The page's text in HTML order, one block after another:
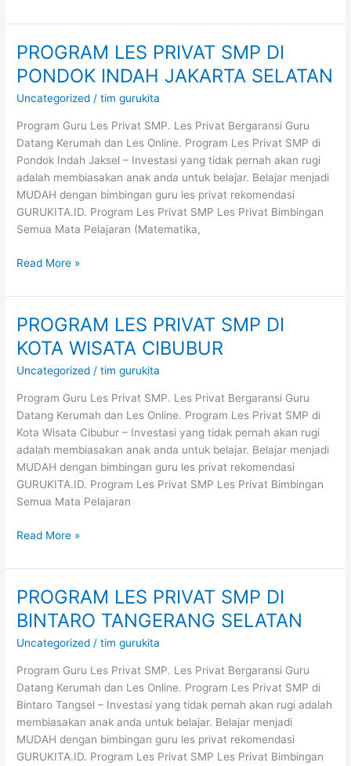
PROGRAM LES PRIVAT SMP DI
PONDOK INDAH JAKARTA SELATAN
Uncategorized /tim gurukita
Program Guru Les Privat SMP. Les Privat Bergaransi Guru
Datang Kerumah dan Les Online. Program Les Privat SMP di
Pondok Indah Jaksel – Investasi yang tidak pernah akan rugi
adalah membiasakan anak anda untuk belajar. Belajar menjadi
MUDAH dengan bimbingan guru les privat rekomendasi
GURUKITA.ID. Program Les Privat SMP Les Privat Bimbingan
Semua Mata Pelajaran (Matematika,
PROGRAM
LES
PRIVAT
SMP
PONDOK
INDAH
Read More »
PROGRAM LES PRIVAT SMP DI
KOTA WISATA CIBUBUR
Uncategorized /tim gurukita
Program Guru Les Privat SMP. Les Privat Bergaransi Guru
Datang Kerumah dan Les Online. Program Les Privat SMP di
Kota Wisata Cibubur – Investasi yang tidak pernah akan rugi
adalah membiasakan anak anda untuk belajar. Belajar menjadi
MUDAH dengan bimbingan guru les privat rekomendasi
GURUKITA.ID. Program Les Privat SMP Les Privat Bimbingan
Semua Mata Pelajaran
PROGRAM
LES
PRIVAT
SMP
KOTA
WISATA
Read More »
PROGRAM LES PRIVAT SMP DI
BINTARO TANGERANG SELATAN
Uncategorized /tim gurukita
Program Guru Les Privat SMP. Les Privat Bergaransi Guru
Datang Kerumah dan Les Online. Program Les Privat SMP di
Bintaro Tangsel – Investasi yang tidak pernah akan rugi adalah
membiasakan anak anda untuk belajar. Belajar menjadi
MUDAH dengan bimbingan guru les privat rekomendasi
GURUKITA.ID. Program Les Privat SMP Les Privat Bimbingan
PROGRAM
LES
PRIVAT
SMP
BINTARO
TANGERANG